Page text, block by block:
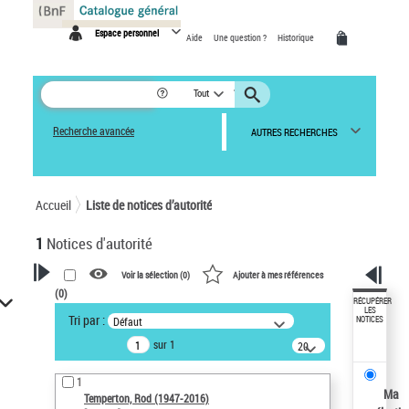
Espace personnel Aide Une question ? Historique
Tout
Recherche avancée AUTRES RECHERCHES
Accueil Liste de notices d’autorité
1 Notices d'autorité
VOTRE RECHERCHE
Recherche avancée dans les
notices d’autorité
Œuvres liées à l'auteur :
Temperton, Rod (1947-2016)
Voir la sélection (0) Ajouter à mes références
(0)
Tri par : Défaut
sur 1
20
résultats/page
1
Temperton, Rod (1947-2016)
RÉCUPÉRER
LES
NOTICES
Ma
Panneau de gestion des cookies